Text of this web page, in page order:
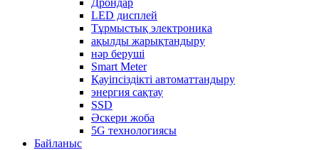
Дрондар
LED дисплей
Тұрмыстық электроника
ақылды жарықтандыру
нәр беруші
Smart Meter
Қауіпсіздікті автоматтандыру
энергия сақтау
SSD
Әскери жоба
5G технологиясы
Байланыс